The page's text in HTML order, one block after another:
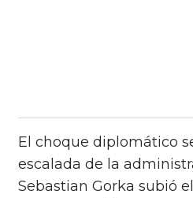
El choque diplomático
escalada de la
Sebastian Gorka subió